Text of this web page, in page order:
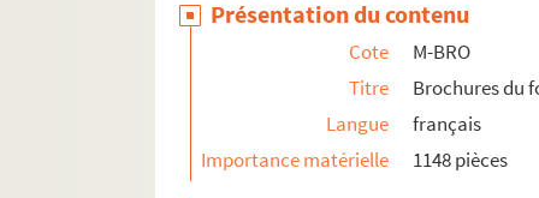
M-BRO-V-5. Eclairage de la ville de
M-DOC. Documents du fonds Mahieu
Présentation du contenu
Cote
M-BRO
Titre
Brochures du
Langue
français
Importance matérielle
1148 pièces